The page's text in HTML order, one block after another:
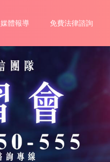
媒體報導 免費法律諮詢